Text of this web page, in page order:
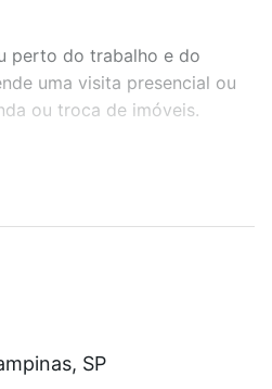
perto do trabalho e do
uma visita presencial ou
ou troca de imóveis.
área verde e encontrar
nossas opções de
compra, veja em nosso
SP